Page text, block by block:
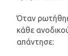
Όταν
κάθε
απάντησε: